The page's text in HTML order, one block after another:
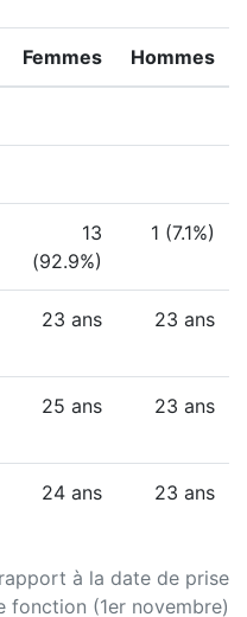
à la date de prise
fonction (1er novembre)
Femmes Hommes
13
(92.9%)
1 (7.1%)
23 ans 23 ans
25 ans 23 ans
24 ans 23 ans